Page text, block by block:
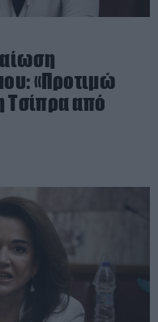
«Προτιμώ
Τσίπρα από